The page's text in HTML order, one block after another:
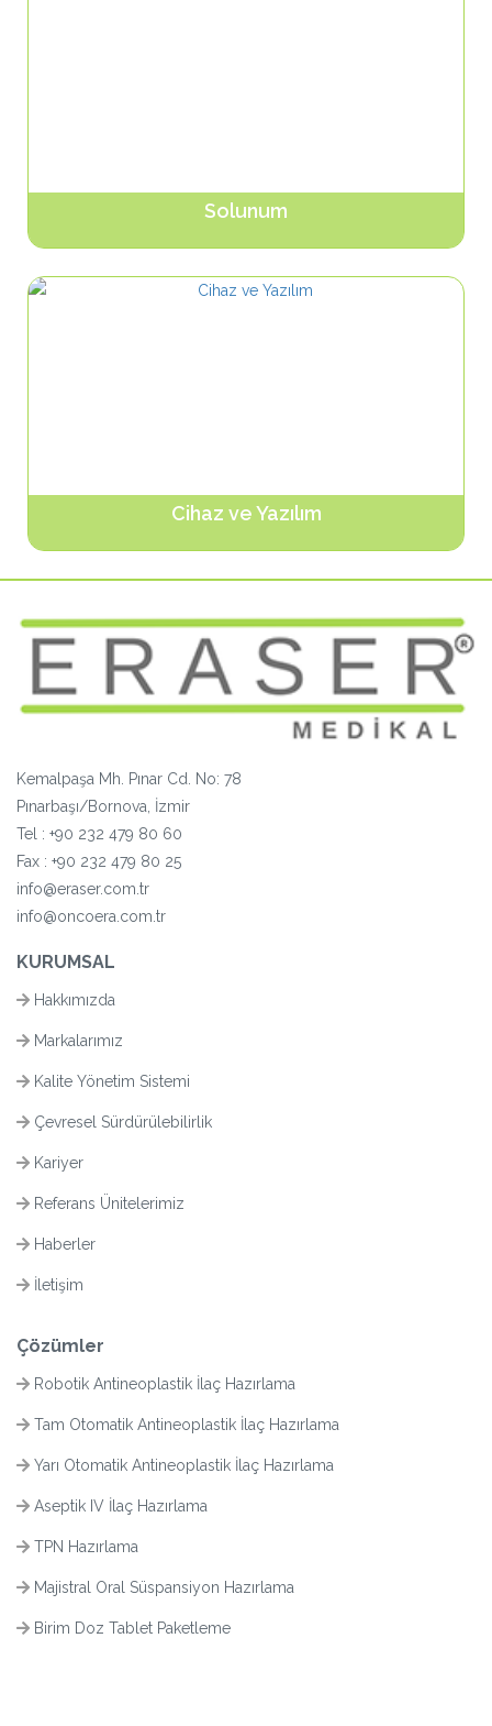
Solunum
Cihaz ve Yazılım
Kemalpaşa Mh. Pınar Cd. No: 78
Pınarbaşı/Bornova, İzmir
Tel : +90 232 479 80 60
Fax : +90 232 479 80 25
info@eraser.com.tr
info@oncoera.com.tr
KURUMSAL
Hakkımızda
Markalarımız
Kalite Yönetim Sistemi
Çevresel Sürdürülebilirlik
Kariyer
Referans Ünitelerimiz
Haberler
İletişim
Çözümler
Robotik Antineoplastik İlaç Hazırlama
Tam Otomatik Antineoplastik İlaç Hazırlama
Yarı Otomatik Antineoplastik İlaç Hazırlama
Aseptik IV İlaç Hazırlama
TPN Hazırlama
Majistral Oral Süspansiyon Hazırlama
Birim Doz Tablet Paketleme